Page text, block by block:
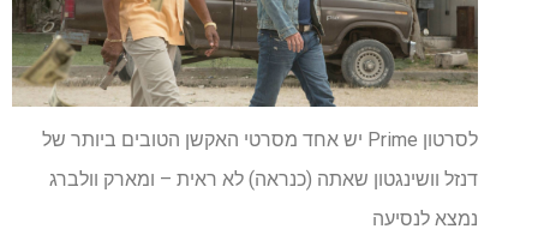
לסרטון Prime יש אחד מסרטי האקשן הטובים ביותר של
דנזל וושינגטון שאתה (כנראה) לא ראית – ומארק וולברג
נמצא לנסיעה